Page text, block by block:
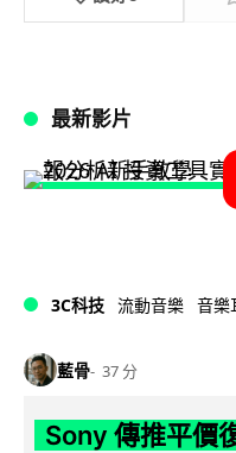
最新影片
3C科技 流動音樂 音樂
藍骨 37 分
Sony 傳推平價